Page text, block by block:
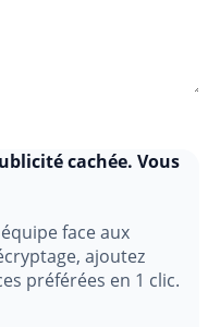
cachée. Vous
face aux
ajoutez
préférées en 1 clic.